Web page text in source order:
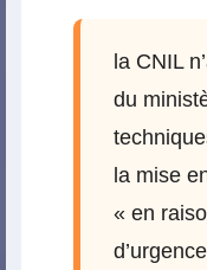
la CNIL
du
la mise
« en